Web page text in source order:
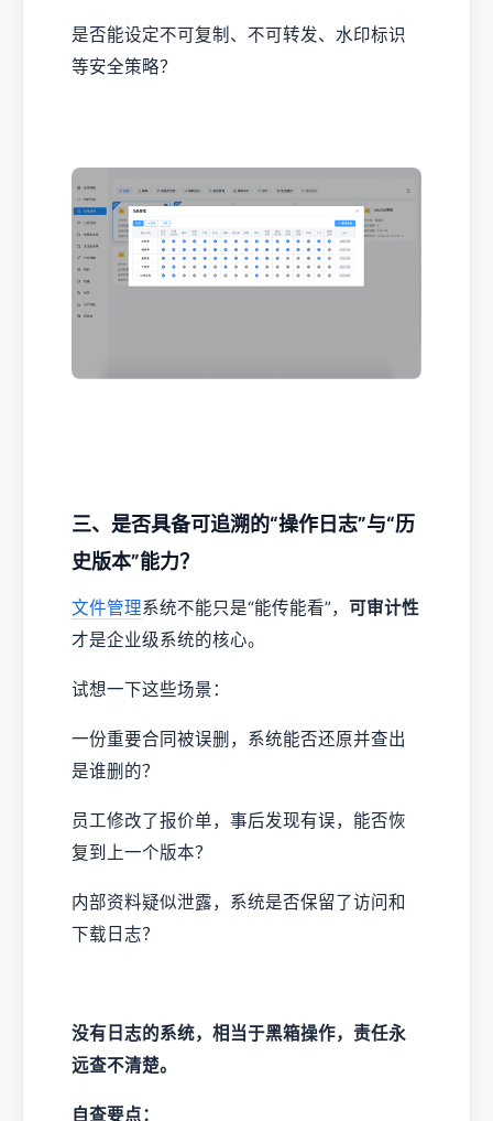
是否能设定不可复制、不可转发、水印标识
等安全策略？
三、是否具备可追溯的“操作日志”与“历
史版本”能力？
文件管理系统不能只是“能传能看”， 可审计性
才是企业级系统的核心。
试想一下这些场景：
一份重要合同被误删，系统能否还原并查出
是谁删的？
员工修改了报价单，事后发现有误，能否恢
复到上一个版本？
内部资料疑似泄露，系统是否保留了访问和
下载日志？
没有日志的系统，相当于黑箱操作，责任永
远查不清楚。
自查要点：